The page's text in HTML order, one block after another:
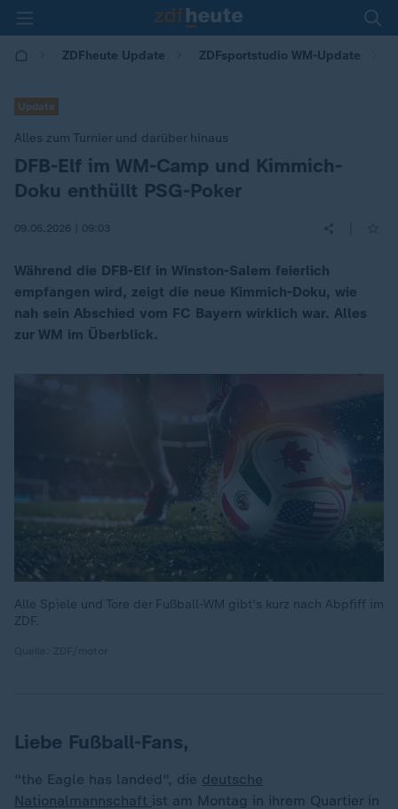
ZDFheute Update ZDFsportstudio WM-Update
Update
Alles zum Turnier und darüber hinaus
:DFB-Elf im WM-Camp und Kimmich-
Doku enthüllt PSG-Poker
09.06.2026 | 09:03
Während die DFB-Elf in Winston-Salem feierlich
empfangen wird, zeigt die neue Kimmich-Doku, wie
nah sein Abschied vom FC Bayern wirklich war. Alles
zur WM im Überblick.
Alle Spiele und Tore der Fußball-WM gibt's kurz nach Abpfiff im
ZDF.
Liebe Fußball-Fans,
"the Eagle has landed", die deutsche
Nationalmannschaft ist am Montag in ihrem Quartier in